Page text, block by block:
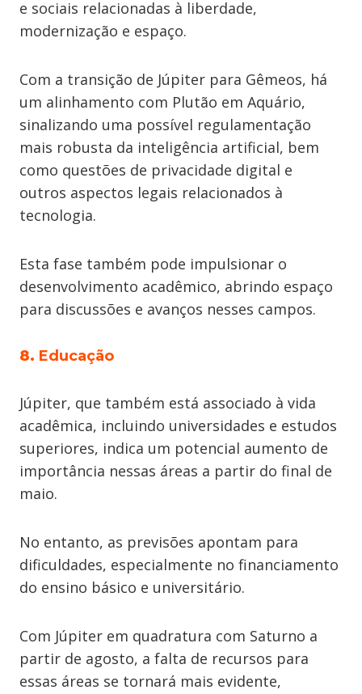
e sociais relacionadas à liberdade,
modernização e espaço.
Com a transição de Júpiter para Gêmeos, há
um alinhamento com Plutão em Aquário,
sinalizando uma possível regulamentação
mais robusta da inteligência artificial, bem
como questões de privacidade digital e
outros aspectos legais relacionados à
tecnologia.
Esta fase também pode impulsionar o
desenvolvimento acadêmico, abrindo espaço
para discussões e avanços nesses campos.
8. Educação
Júpiter, que também está associado à vida
acadêmica, incluindo universidades e estudos
superiores, indica um potencial aumento de
importância nessas áreas a partir do final de
maio.
No entanto, as previsões apontam para
dificuldades, especialmente no financiamento
do ensino básico e universitário.
Com Júpiter em quadratura com Saturno a
partir de agosto, a falta de recursos para
essas áreas se tornará mais evidente,